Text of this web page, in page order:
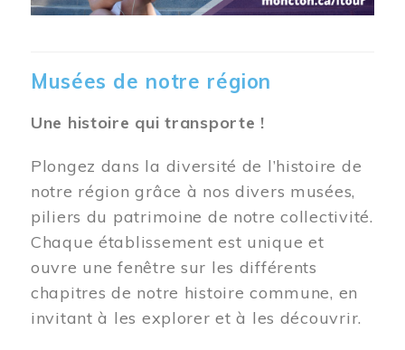
Musées de notre région
Une histoire qui transporte !
Plongez dans la diversité de l’histoire de
notre région grâce à nos divers musées,
piliers du patrimoine de notre collectivité.
Chaque établissement est unique et
ouvre une fenêtre sur les différents
chapitres de notre histoire commune, en
invitant à les explorer et à les découvrir.